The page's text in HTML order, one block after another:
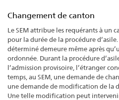
Changement de canton
Le SEM attribue les requérants à un
pour la durée de la procédure
déterminé demeure même après
ordonnée. Durant la procédure
l’admission provisoire, l’étranger
temps, au SEM, une demande de
une demande de modification de la
Une telle modification peut